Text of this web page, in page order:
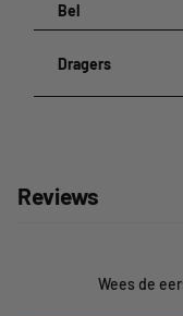
Bel
Dragers
Reviews
Wees de